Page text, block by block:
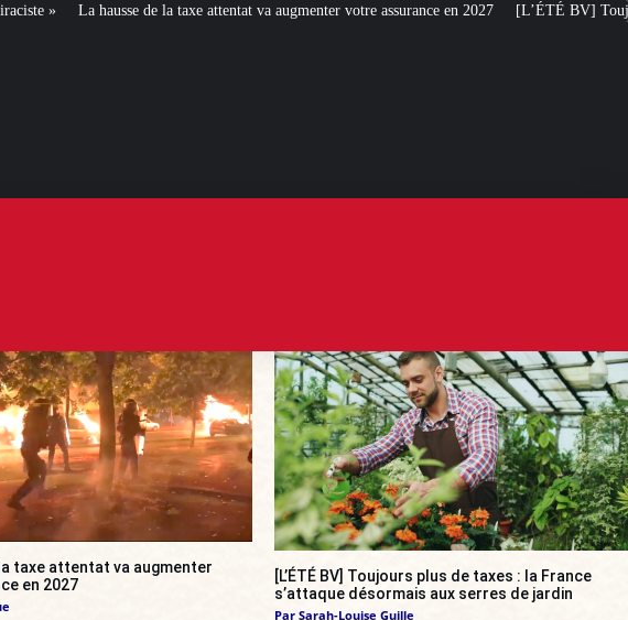
attentat va augmenter votre assurance en 2027 [L’ÉTÉ BV] Toujours plus de taxes : la
taxe attentat va augmenter
en 2027
[L’ÉTÉ BV] Toujours plus de taxes : la France
s’attaque désormais aux serres de jardin
Par Sarah-Louise Guille